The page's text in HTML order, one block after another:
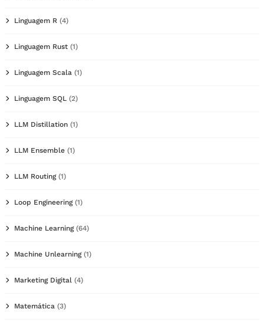
Linguagem R (4)
Linguagem Rust (1)
Linguagem Scala (1)
Linguagem SQL (2)
LLM Distillation (1)
LLM Ensemble (1)
LLM Routing(1)
Loop Engineering(1)
Machine Learning(64)
Machine Unlearning(1)
Marketing Digital (4)
Matemática (3)